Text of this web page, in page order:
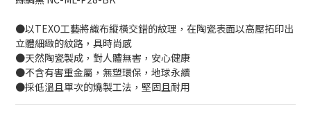
●以TEXO工藝將織布縱橫交錯的紋理，在陶瓷表面以高壓拓印出
立體細緻的紋路，具時尚感
●天然陶瓷製成，對人體無害，安心健康
●不含有害重金屬，無塑環保，地球永續
●採低溫且單次的燒製工法，堅固且耐用